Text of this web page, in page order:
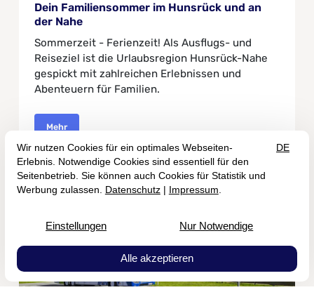
Dein Familiensommer im Hunsrück und an
der Nahe
Sommerzeit - Ferienzeit! Als Ausflugs- und
Reiseziel ist die Urlaubsregion Hunsrück-Nahe
gespickt mit zahlreichen Erlebnissen und
Abenteuern für Familien.
Mehr